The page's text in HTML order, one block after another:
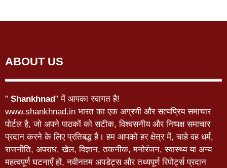
ABOUT US
” Shankhnad” में आपका स्वागत है!
www.shankhnad.in भारत का एक अग्रणी और सत्यप्रिय समाचार
पोर्टल है, जो अपने पाठकों को सटीक, विश्वसनीय और निष्पक्ष समाचार
प्रदान करने के लिए प्रतिबद्ध है। हम आपको हर क्षेत्र में, चाहे वह धर्म,
राजनीति, अपराध, खेल, विज्ञान, तकनीक, मनोरंजन, स्वास्थ्य या अन्य
महत्वपूर्ण घटनाएँ हों, नवीनतम अपडेट्स और तथ्यपूर्ण रिपोर्ट्स प्रदान